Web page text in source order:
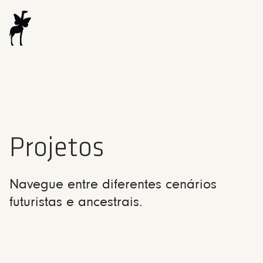
Projetos
Navegue entre diferentes cenários
futuristas e ancestrais.